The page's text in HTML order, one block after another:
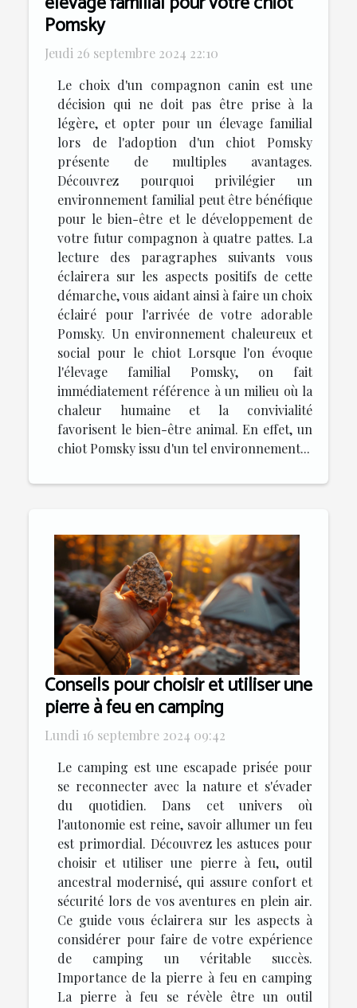
Pomsky
Jeudi 26 septembre 2024 22:10
Le choix d'un compagnon canin est une
décision qui ne doit pas être prise à la
légère, et opter pour un élevage familial
lors de l'adoption d'un chiot Pomsky
présente de multiples avantages.
Découvrez pourquoi privilégier un
environnement familial peut être bénéfique
pour le bien-être et le développement de
votre futur compagnon à quatre pattes. La
lecture des paragraphes suivants vous
éclairera sur les aspects positifs de cette
démarche, vous aidant ainsi à faire un choix
éclairé pour l'arrivée de votre adorable
Pomsky. Un environnement chaleureux et
social pour le chiot Lorsque l'on évoque
l'élevage familial Pomsky, on fait
immédiatement référence à un milieu où la
chaleur humaine et la convivialité
favorisent le bien-être animal. En effet, un
chiot Pomsky issu d'un tel environnement...
Conseils pour choisir et utiliser une
pierre à feu en camping
Lundi 16 septembre 2024 09:42
Le camping est une escapade prisée pour
se reconnecter avec la nature et s'évader
du quotidien. Dans cet univers où
l'autonomie est reine, savoir allumer un feu
est primordial. Découvrez les astuces pour
choisir et utiliser une pierre à feu, outil
ancestral modernisé, qui assure confort et
sécurité lors de vos aventures en plein air.
Ce guide vous éclairera sur les aspects à
considérer pour faire de votre expérience
de camping un véritable succès.
Importance de la pierre à feu en camping
La pierre à feu se révèle être un outil